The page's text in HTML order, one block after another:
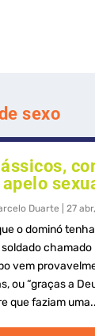
sexo
Duarte |27
o dominó
vem
ou “graças a
que faziam